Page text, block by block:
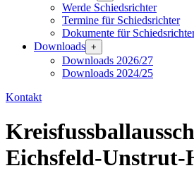
Werde Schiedsrichter
Termine für Schiedsrichter
Dokumente für
Downloads +
Downloads 2026/27
Downloads 2024/25
Kontakt
Eichsfeld-Unstrut-